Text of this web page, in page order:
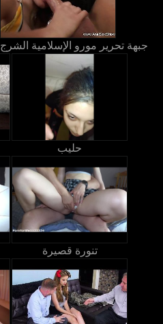
جبهة تحرير مورو الإسلامية الشرج
حليب
تنورة قصيرة